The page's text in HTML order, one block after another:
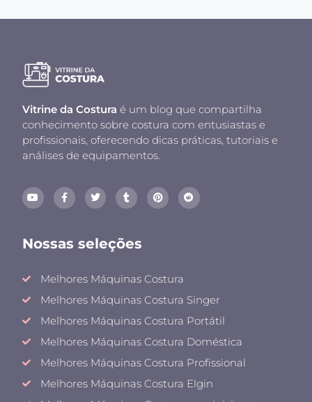
Vitrine da Costura é um blog que compartilha
conhecimento sobre costura com entusiastas e
profissionais, oferecendo dicas práticas, tutoriais e
análises de equipamentos.
Nossas seleções
Melhores Máquinas Costura
Melhores Máquinas Costura Singer
Melhores Máquinas Costura Portátil
Melhores Máquinas Costura Doméstica
Melhores Máquinas Costura Profissional
Melhores Máquinas Costura Elgin